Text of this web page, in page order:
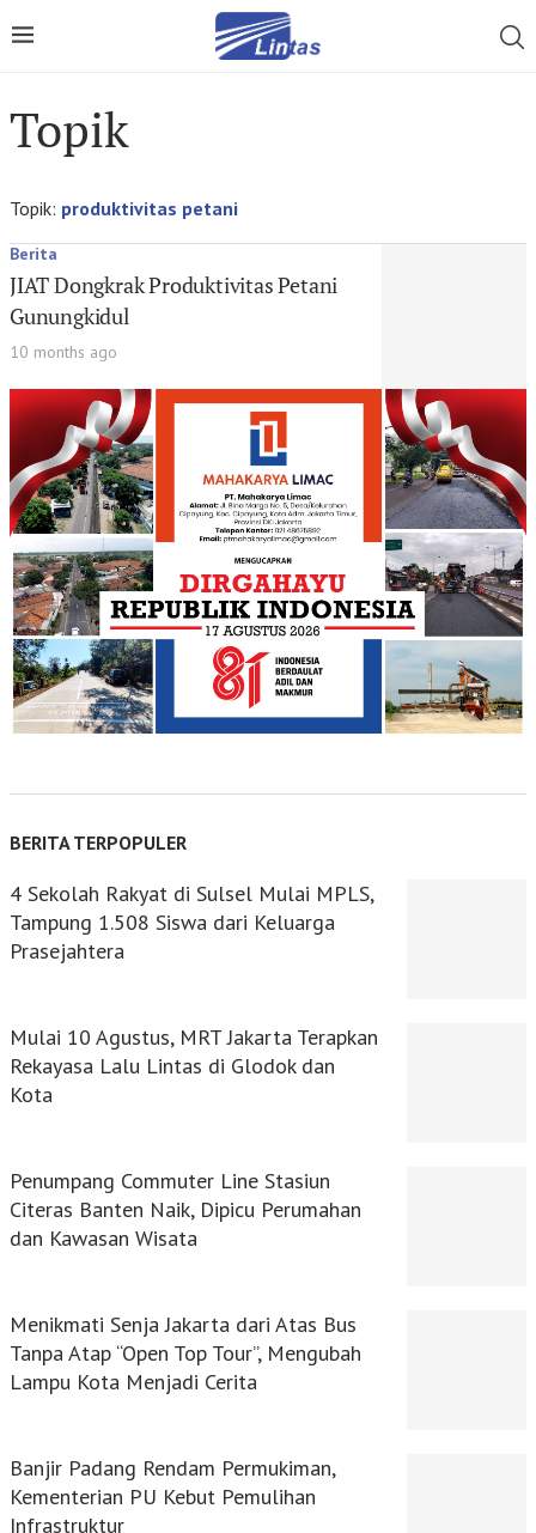
Topik
Topik: produktivitas petani
Berita
JIAT Dongkrak Produktivitas Petani
Gunungkidul
10 months ago
BERITA TERPOPULER
4 Sekolah Rakyat di Sulsel Mulai MPLS,
Tampung 1.508 Siswa dari Keluarga
Prasejahtera
Mulai 10 Agustus, MRT Jakarta Terapkan
Rekayasa Lalu Lintas di Glodok dan
Kota
Penumpang Commuter Line Stasiun
Citeras Banten Naik, Dipicu Perumahan
dan Kawasan Wisata
Menikmati Senja Jakarta dari Atas Bus
Tanpa Atap “Open Top Tour”, Mengubah
Lampu Kota Menjadi Cerita
Banjir Padang Rendam Permukiman,
Kementerian PU Kebut Pemulihan
Infrastruktur